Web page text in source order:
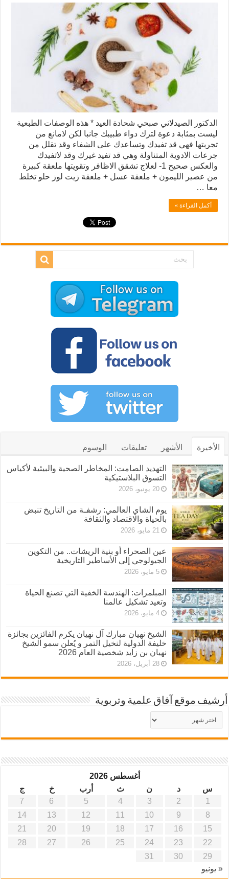
الدكتور الصيدلاني صبحي شحادة العيد * هذه الوصفات الطبعية
ليست بمثابة دعوة لترك دواء طبيبك جانبا لكن لامانع من
تجربتها فهي قد تفيدك وتساعدك على الشفاء وقد تقلل من
جرعات الادوية المتناولة وهي قد تفيد غيرك وقد لاتفيدك
والعكس صحيح 1- لعلاج تشقق الاظافر وتقويتها ملعقة كبيرة
من عصير الليمون + ملعقة عسل + ملعقة زيت لوز حلو تخلط
معا …
أكمل القراءة »
الأخيرة الأشهر تعليقات الوسوم
التهديد الصامت: المخاطر الصحية والبيئية لأكياس
التسوق البلاستيكية
20 يونيو، 2026
يوم الشاي العالمي: رشفـة من التاريخ تنبض
بالحياة والاقتصاد والثقافة
21 مايو، 2026
عين الصحراء أو بنية الريشات.. من التكوين
الجيولوجي إلى الأساطير التاريخية
5 مايو، 2026
المبلمرات: الهندسة الخفية التي تصنع الحياة
وتعيد تشكيل عالمنا
4 مايو، 2026
الشيخ نهيان مبارك آل نهيان يكرم الفائزين بجائزة
خليفة الدولية لنخيل التمر و يُعلن سمو الشيخ
نهيان بن زايد شخصية العام 2026
28 أبريل، 2026
أرشيف موقع آفاق علمية وتربوية
أرشيف
موقع
أغسطس 2026
س
د ن ث أرب خ
ج
1
2
3
4
5
6
7
8
9
10
11
12
13
14
15
16
17
18
19
20
21
22
23
24
25
26
27
28
29
30
31
« يونيو